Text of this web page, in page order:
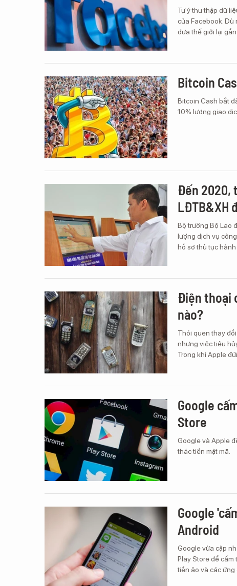
Tự ý thu thập dữ
của Facebook. Dù
đưa thế giới lại
Bitcoin
Bitcoin Cash bắt
10% lượng giao
Đến 2020,
LĐTB&XH
Bộ trưởng Bộ Lao
lượng dịch vụ
hồ sơ thủ tục
Điện thoại
nào?
Thói quen thay
nhưng việc tiêu
Trong khi Apple
Google
Store
Google và Apple
thác tiền mật mã.
Google
Android
Google vừa cập
Play Store để
tiền ảo và các ứng